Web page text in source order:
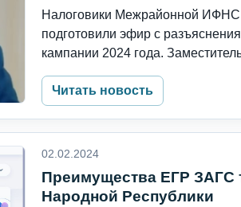
Налоговики Межрайонной ИФНС
подготовили эфир с
кампании 2024 года.
Читать новость
02.02.2024
Преимущества ЕГР ЗАГС
Народной Республики